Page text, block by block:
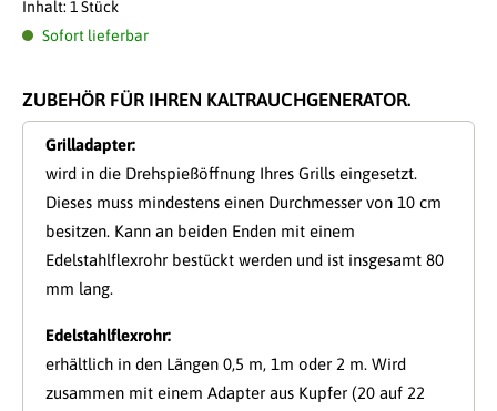
Inhalt: 1 Stück
Sofort lieferbar
ZUBEHÖR FÜR IHREN KALTRAUCHGENERATOR.
Grilladapter:
wird in die Drehspießöffnung Ihres Grills eingesetzt.
Dieses muss mindestens einen Durchmesser von 10 cm
besitzen. Kann an beiden Enden mit einem
Edelstahlflexrohr bestückt werden und ist insgesamt 80
mm lang.
Edelstahlflexrohr:
erhältlich in den Längen 0,5 m, 1m oder 2 m. Wird
zusammen mit einem Adapter aus Kupfer (20 auf 22